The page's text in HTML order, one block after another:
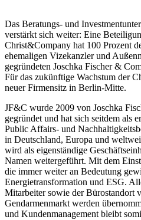
Das Beratungs- und
verstärkt sich weiter: Eine
Christ&Company hat 100 Prozent
ehemaligen Vizekanzler und
gegründeten Joschka Fischer &
Für das zukünftige Wachstum der
neuer Firmensitz in Berlin-Mitte.
JF&C wurde 2009 von Joschka
gegründet und hat sich seitdem als
Public Affairs- und
in Deutschland, Europa und
wird als eigenständige
Namen weitergeführt. Mit dem
die immer weiter an Bedeutung
Energietransformation und ESG.
Mitarbeiter sowie der Bürostandort
Gendarmenmarkt werden
und Kundenmanagement bleibt